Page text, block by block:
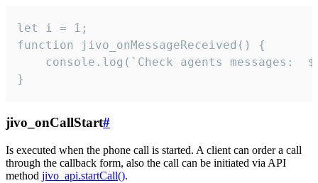
let i = 1;
function jivo_onMessageReceived() {
}
jivo_onCallStart#
Is executed when the phone call is started. A client can order a call
through the callback form, also the call can be initiated via API
method jivo_api.startCall().